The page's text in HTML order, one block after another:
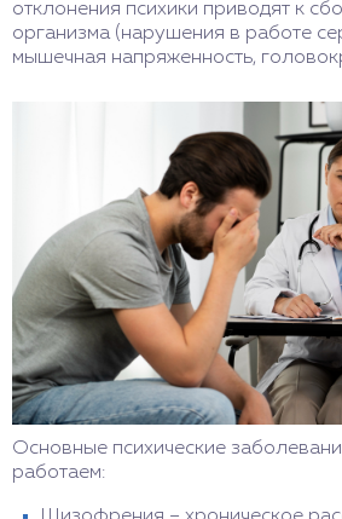
отклонения психики приводят к
организма (нарушения в работе
мышечная напряженность,
Основные психические
работаем: